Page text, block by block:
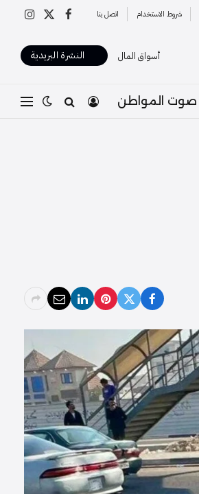
شروط الاستخدام اتصل بنا فيسبوك
X
أسواق المال النشرة البريدية
صوت المواطن